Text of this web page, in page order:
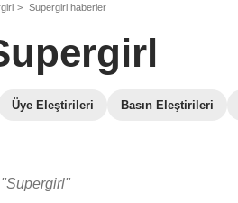
Supergirl haberler
Üye Eleştirileri Basın Eleştirileri